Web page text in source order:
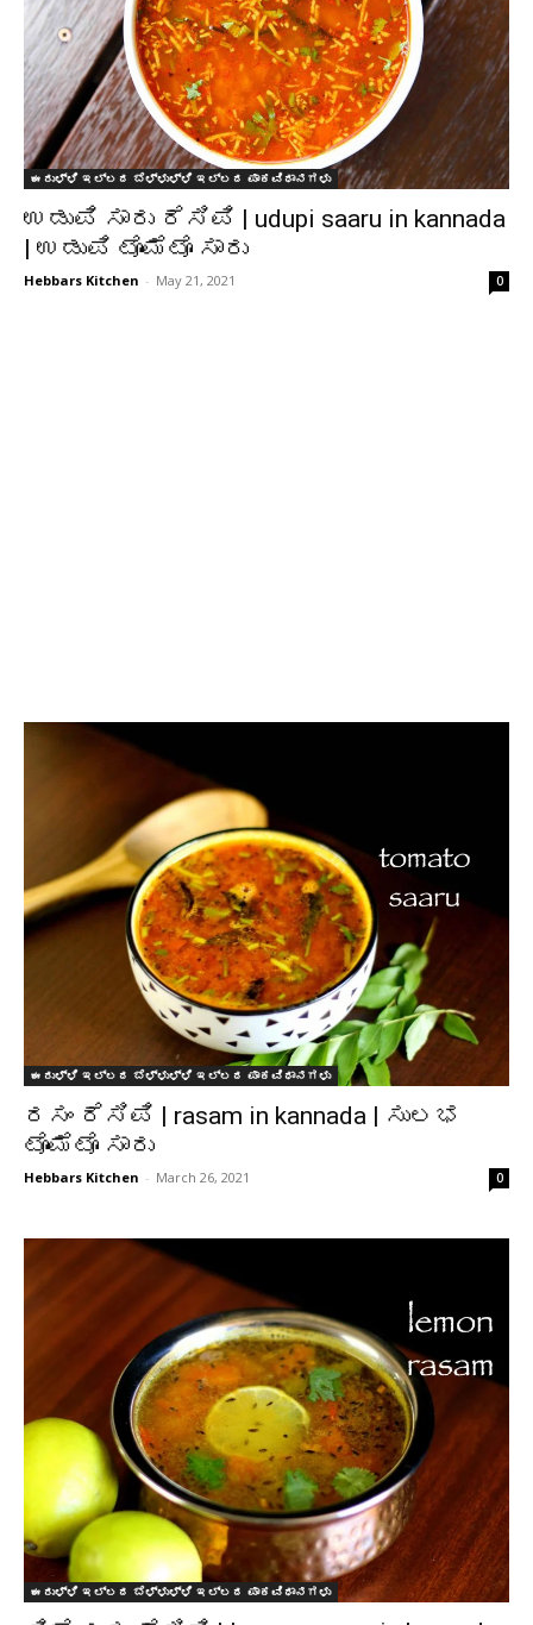
ಈರುಳ್ಳಿ ಇಲ್ಲದ ಬೆಳ್ಳುಳ್ಳಿ ಇಲ್ಲದ ಪಾಕವಿಧಾನಗಳು
ಉಡುಪಿ ಸಾರು ರೆಸಿಪಿ | udupi saaru in kannada
| ಉಡುಪಿ ಟೊಮೆಟೊ ಸಾರು
Hebbars Kitchen - May 21, 2021 0
ಈರುಳ್ಳಿ ಇಲ್ಲದ ಬೆಳ್ಳುಳ್ಳಿ ಇಲ್ಲದ ಪಾಕವಿಧಾನಗಳು
ರಸಂ ರೆಸಿಪಿ | rasam in kannada | ಸುಲಭ
ಟೊಮೆಟೊ ಸಾರು
Hebbars Kitchen - March 26, 2021 0
ಈರುಳ್ಳಿ ಇಲ್ಲದ ಬೆಳ್ಳುಳ್ಳಿ ಇಲ್ಲದ ಪಾಕವಿಧಾನಗಳು